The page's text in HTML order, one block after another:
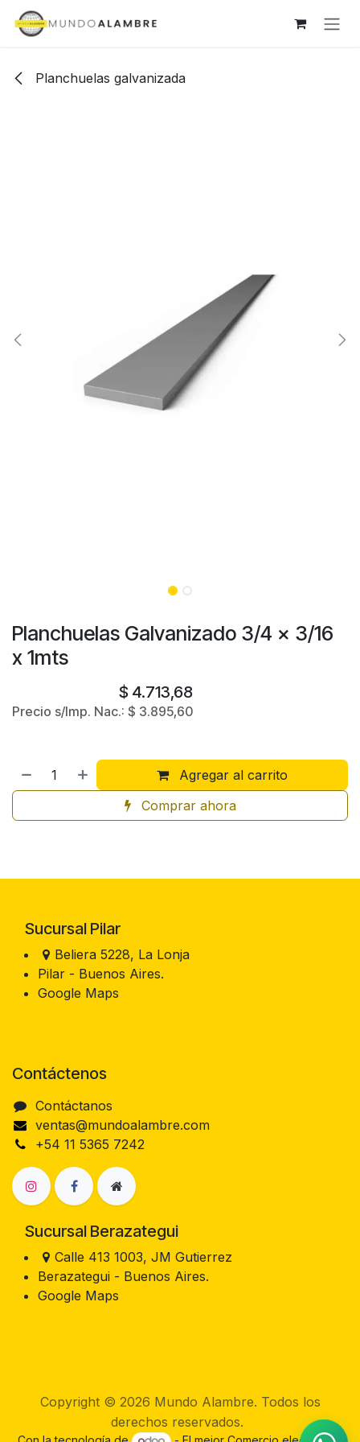
Ir al contenido
Planchuelas galvanizada
Planchuelas Galvanizado 3/4 x 3/16
x 1mts
$ 4.713,68
Precio s/Imp. Nac.: $ 3.895,60
Agregar al carrito
Comprar ahora
Sucursal Pilar
Beliera 5228, La Lonja
Pilar - Buenos Aires.
Google Maps
Contáctenos
Contáctanos
ventas@mundoalambre.com
+54 11 5365 7242
Sucursal Berazategui
Calle 413 1003, JM Gutierrez
Berazategui - Buenos Aires.
Google Maps
Copyright © 2026 Mundo Alambre. Todos los
derechos reservados.